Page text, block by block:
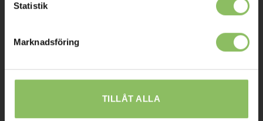
Statistik
Marknadsföring
TILLÅT ALLA
Sommaröppettider: